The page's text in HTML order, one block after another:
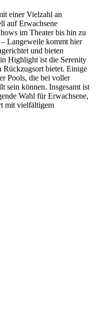
einer Vielzahl an
auf Erwachsene
im Theater bis hin zu
Langeweile kommt hier
und bieten
Highlight ist die Serenity
bietet. Einige
Pools, die bei voller
sein können. Insgesamt ist
Wahl für Erwachsene,
mit vielfältigem